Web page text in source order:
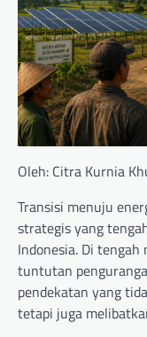
Oleh: Citra Kurnia
Transisi menuju
strategis yang
Indonesia. Di
tuntutan
pendekatan yang
tetapi juga